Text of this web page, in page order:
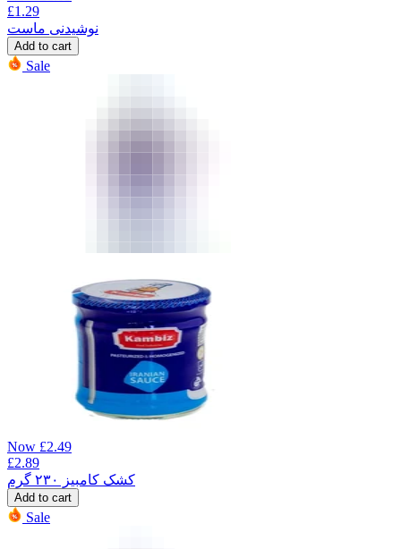
£1.29
نوشیدنی ماست
Add to cart
Sale
Now £2.49
£2.89
کشک کامبیز ۲۳۰ گرم
Add to cart
Sale